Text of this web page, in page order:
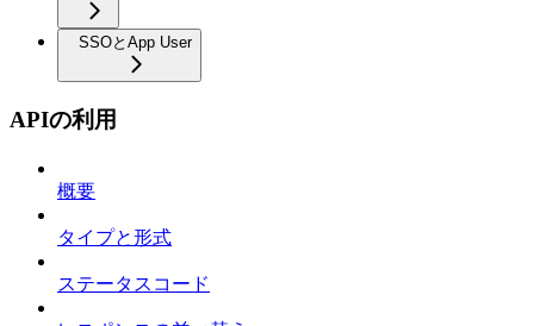
SSOとApp User
APIの利用
概要
タイプと形式
ステータスコード